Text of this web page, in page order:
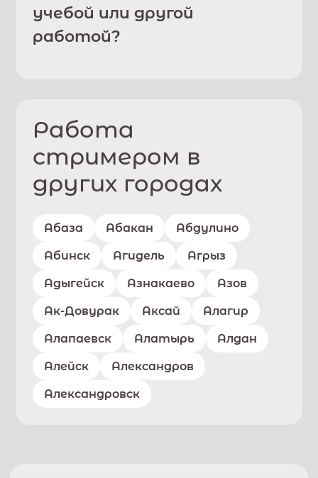
учебой или другой
работой?
Работа
стримером в
других городах
Абаза Абакан Абдулино
Абинск Агидель Агрыз
Адыгейск Азнакаево Азов
Ак-Довурак Аксай Алагир
Алапаевск Алатырь Алдан
Алейск Александров
Александровск